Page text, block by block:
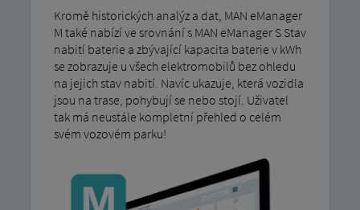
Kromě historických analýz a dat, MAN eManager
M také nabízí ve srovnání s MAN eManager S Stav
nabití baterie a zbývající kapacita baterie v kWh
se zobrazuje u všech elektromobilů bez ohledu
na jejich stav nabití. Navíc ukazuje, která vozidla
jsou na trase, pohybují se nebo stojí. Uživatel
tak má neustále kompletní přehled o celém
svém vozovém parku!